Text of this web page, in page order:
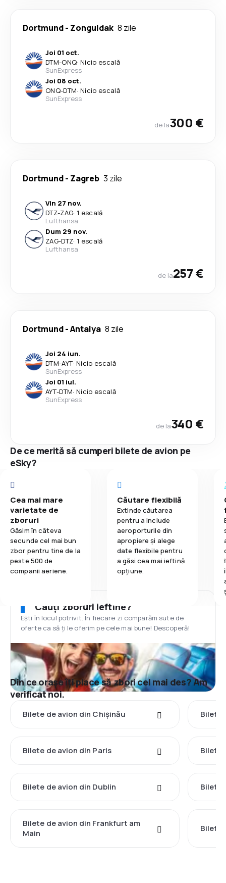
Dortmund- Zonguldak 8 zile
Joi 01 oct.
DTM-ONQ· Nicio escală
SunExpress
Joi 08 oct.
ONQ-DTM· Nicio escală
SunExpress
de la300 €
Dortmund- Zagreb 3 zile
Vin 27 nov.
DTZ-ZAG· 1 escală
Lufthansa
Dum 29 nov.
ZAG-DTZ· 1 escală
Lufthansa
de la257 €
Dortmund-Antalya 8 zile
Joi 24 iun.
DTM-AYT· Nicio escală
SunExpress
Joi 01 iul.
AYT-DTM· Nicio escală
SunExpress
de la340 €
De ce merită să cumperi bilete de avion pe
eSky?
Cea mai mare
varietate de
zboruri
Găsim în câteva
secunde cel mai bun
zbor pentru tine de la
peste 500 de
companii aeriene.
Căutare flexibilă
Extinde căutarea
pentru a include
aeroporturile din
apropiere și alege
date flexibile pentru
a găsi cea mai ieftină
opțiune.
Cauți zboruri ieftine?
Ești în locul potrivit. În fiecare zi comparăm sute de
oferte ca să ți le oferim pe cele mai bune! Descoperă!
Din ce orașe îți place să zbori cel mai des? Am
verificat noi.
Bilete de avion din Chișinău Bilete
Bilete de avion din Paris Bilete
Bilete de avion din Dublin Bilete
Bilete de avion din Frankfurt am
Main
Bilete